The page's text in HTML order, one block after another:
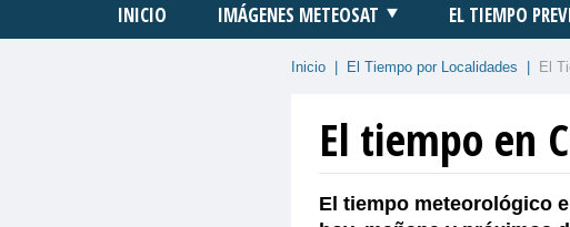
INICIO IMÁGENES METEOSAT EL TIEMPO
Inicio El Tiempo por Localidades El
El tiempo en
El tiempo meteorológico